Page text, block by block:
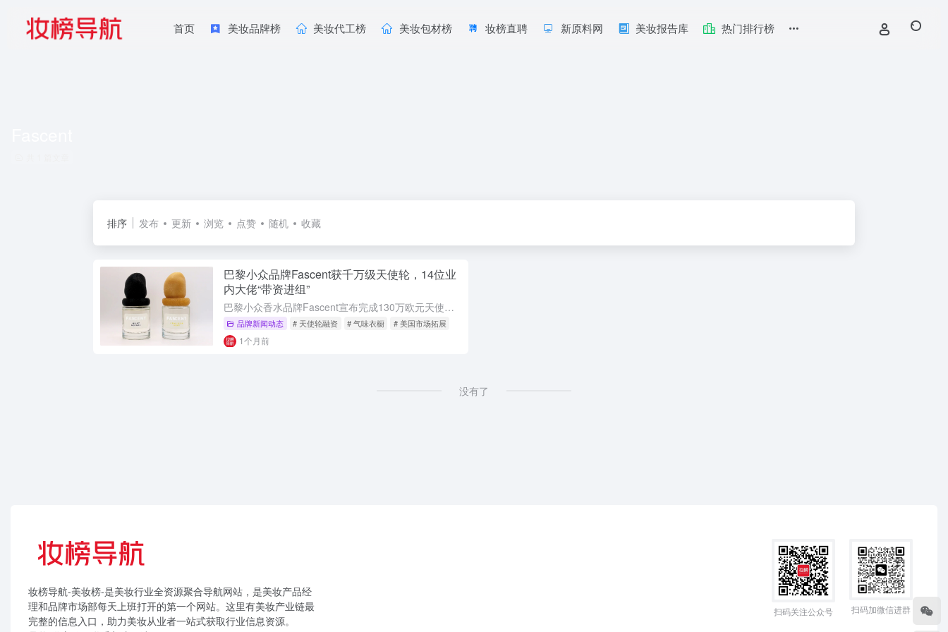
首页 美妆品牌榜 美妆代工榜 美妆包材榜 妆榜直聘 新原料网 美妆报告库 热门排行榜
排序 发布 更新 浏览 点赞 随机 收藏
巴黎小众品牌Fascent获千万级天使轮，14位业
内大佬“带资进组”
巴黎小众香水品牌Fascent宣布完成130万欧元天使轮融资，由14位来自Coty、Jacquemus、芬美意等行业的资深大佬联合出资。品牌主打“包容性小众香氛”和“气味衣橱”理念，拥有8款香水，已在...
品牌新闻动态 # 天使轮融资 # 气味衣橱 # 美国市场拓展
1个月前
没有了
妆榜导航-美妆榜-是美妆行业全资源聚合导航网站，是美妆产品经
理和品牌市场部每天上班打开的第一个网站。这里有美妆产业链最
完整的信息入口，助力美妆从业者一站式获取行业信息资源。
扫码关注公众号 扫码加微信进群